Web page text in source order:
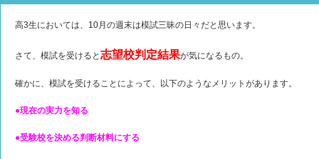
高3生においては、10月の週末は模試三昧の日々だと思います。
さて、模試を受けると 志望校判定結果が気になるもの。
確かに、模試を受けることによって、以下のようなメリットがあります。
●現在の実力を知る
●受験校を決める判断材料にする